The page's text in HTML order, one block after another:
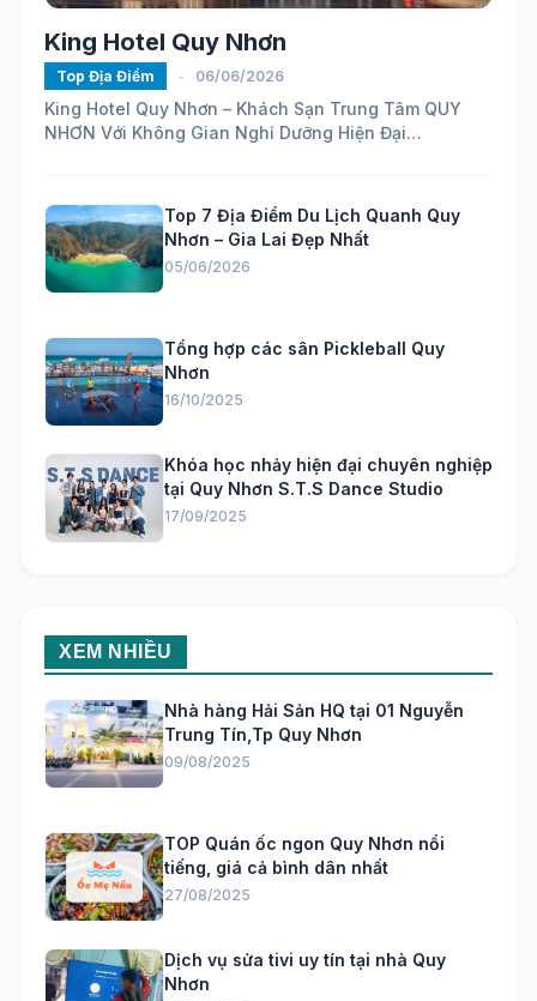
King Hotel Quy Nhơn
Top Địa Điểm - 06/06/2026
King Hotel Quy Nhơn – Khách Sạn Trung Tâm QUY
NHƠN Với Không Gian Nghỉ Dưỡng Hiện Đại
Top 7 Địa Điểm Du Lịch Quanh Quy
Nhơn – Gia Lai Đẹp Nhất
05/06/2026
Tổng hợp các sân Pickleball Quy
Nhơn
16/10/2025
Khóa học nhảy hiện đại chuyên nghiệp
tại Quy Nhơn S.T.S Dance Studio
17/09/2025
XEM NHIỀU
Nhà hàng Hải Sản HQ tại 01 Nguyễn
Trung Tín,Tp Quy Nhơn
09/08/2025
TOP Quán ốc ngon Quy Nhơn nổi
tiếng, giá cả bình dân nhất
27/08/2025
Dịch vụ sửa tivi uy tín tại nhà Quy
Nhơn